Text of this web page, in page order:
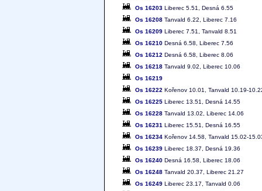
Os 16203 Liberec 5.51, Desná 6.55
Os 16208 Tanvald 6.22, Liberec 7.16
Os 16209 Liberec 7.51, Tanvald 8.51
Os 16210 Desná 6.58, Liberec 7.56
Os 16212 Desná 6.58, Liberec 8.06
Os 16218 Tanvald 9.02, Liberec 10.06
Os 16219
Os 16222 Kořenov 10.01, Tanvald 10.19-
Os 16225 Liberec 13.51, Desná 14.55
Os 16228 Tanvald 13.02, Liberec 14.06
Os 16231 Liberec 15.51, Desná 16.55
Os 16234 Kořenov 14.58, Tanvald 15.02-
Os 16239 Liberec 18.37, Desná 19.36
Os 16240 Desná 16.58, Liberec 18.06
Os 16248 Tanvald 20.37, Liberec 21.27
Os 16249 Liberec 23.17, Tanvald 0.06